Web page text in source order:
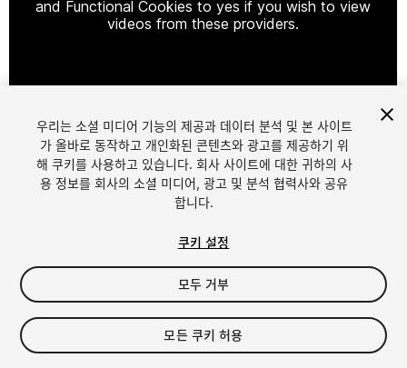
and Functional Cookies to yes if you wish to view
videos from these providers.
1/4
$20
세금/부가세는 결제 시 반영됩니다.
우리는 소셜 미디어 기능의 제공과 데이터 분석 및 본 사이트
가 올바로 동작하고 개인화된 콘텐츠와 광고를 제공하기 위
해 쿠키를 사용하고 있습니다. 회사 사이트에 대한 귀하의 사
용 정보를 회사의 소셜 미디어, 광고 및 분석 협력사와 공유
합니다.
쿠키 설정
모두 거부
모든 쿠키 허용